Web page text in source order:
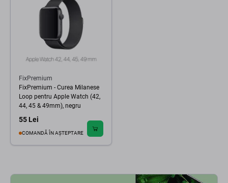
FixPremium
FixPremium - Curea Milanese
Loop pentru Apple Watch (42,
44, 45 & 49mm), negru
55 Lei
COMANDĂ ÎN AȘTEPTARE